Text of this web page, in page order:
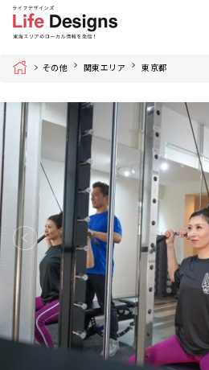
Home その他 関東エリア 東京都